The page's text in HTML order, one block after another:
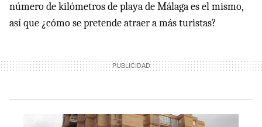
número de kilómetros de playa de Málaga es el mismo,
así que ¿cómo se pretende atraer a más turistas?